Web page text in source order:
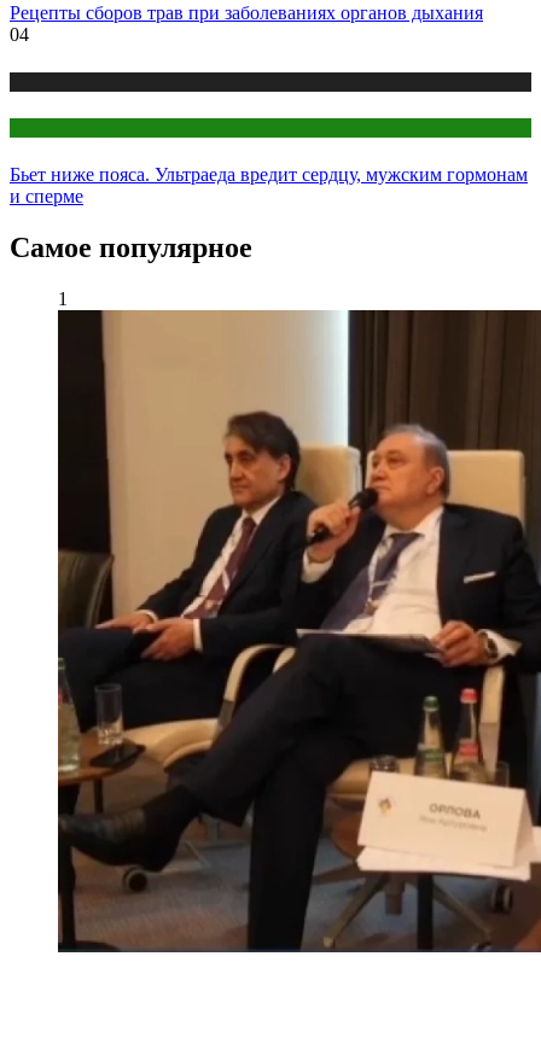
Рецепты сборов трав при заболеваниях органов дыхания
04
Бьет ниже пояса. Ультраеда вредит сердцу, мужским гормонам
и сперме
Самое популярное
1